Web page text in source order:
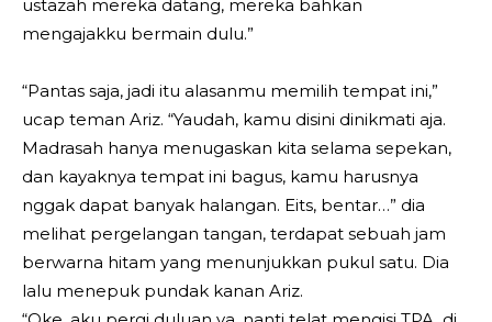
ustazah mereka datang, mereka bahkan
mengajakku bermain dulu.”
“Pantas saja, jadi itu alasanmu memilih tempat ini,”
ucap teman Ariz. “Yaudah, kamu disini dinikmati aja.
Madrasah hanya menugaskan kita selama sepekan,
dan kayaknya tempat ini bagus, kamu harusnya
nggak dapat banyak halangan. Eits, bentar…” dia
melihat pergelangan tangan, terdapat sebuah jam
berwarna hitam yang menunjukkan pukul satu. Dia
lalu menepuk pundak kanan Ariz.